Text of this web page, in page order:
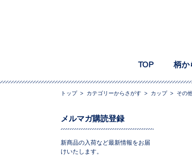
TOP 柄か
トップ> カテゴリーからさがす > カップ> その
メルマガ購読登録
新商品の入荷など最新情報をお届
けいたします。